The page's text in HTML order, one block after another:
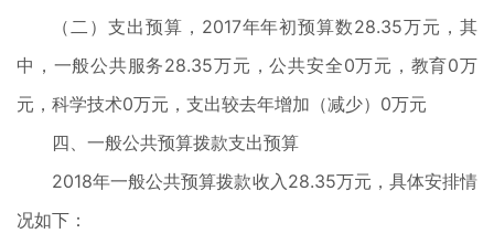
（二）支出预算，2017年年初预算数28.35万元，其
中，一般公共服务28.35万元，公共安全0万元，教育0万
元，科学技术0万元，支出较去年增加（减少）0万元
四、一般公共预算拨款支出预算
2018年一般公共预算拨款收入28.35万元，具体安排情
况如下：